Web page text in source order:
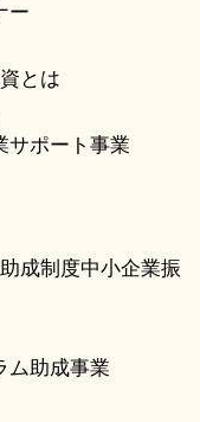
ー
とは
ポート事業
成制度中小企業振
ム助成事業